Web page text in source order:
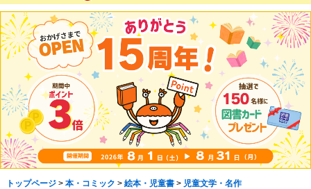
トップページ> 本・コミック > 絵本・児童書> 児童文学・名作